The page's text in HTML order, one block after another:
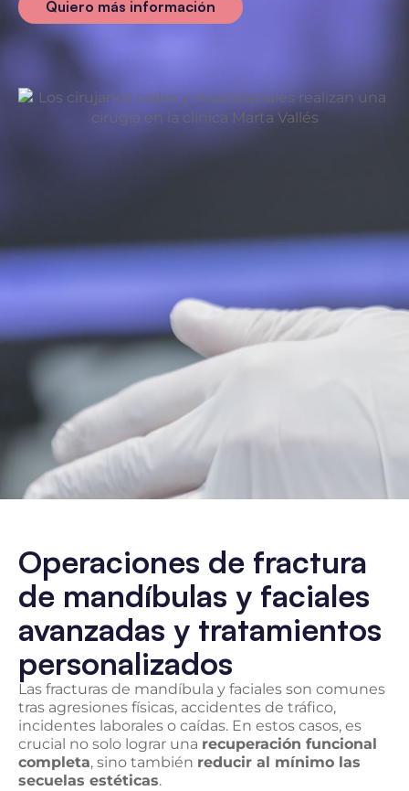
Quiero más información
Operaciones de fractura
de mandíbulas y faciales
avanzadas y tratamientos
personalizados
Las fracturas de mandíbula y faciales son comunes
tras agresiones físicas, accidentes de tráfico,
incidentes laborales o caídas. En estos casos, es
crucial no solo lograr una recuperación funcional
completa, sino también reducir al mínimo las
secuelas estéticas.